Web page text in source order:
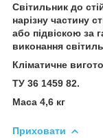
Світильник до
нарізну частину
або підвіскою за
виконання
Кліматичне
ТУ 36 1459 82.
Маса 4,6 кг
Приховати